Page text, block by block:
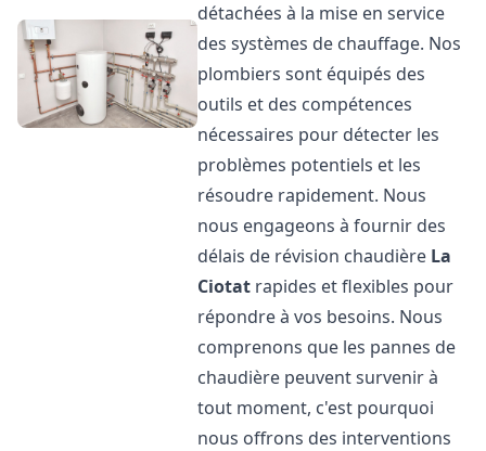
détachées à la mise en service
des systèmes de chauffage. Nos
plombiers sont équipés des
outils et des compétences
nécessaires pour détecter les
problèmes potentiels et les
résoudre rapidement. Nous
nous engageons à fournir des
délais de révision chaudière La
Ciotat rapides et flexibles pour
répondre à vos besoins. Nous
comprenons que les pannes de
chaudière peuvent survenir à
tout moment, c'est pourquoi
nous offrons des interventions